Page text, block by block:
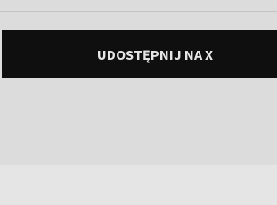
UDOSTĘPNIJ NA X